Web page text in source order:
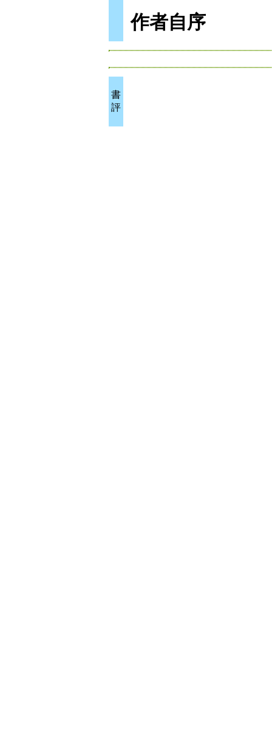
作者自序
書
評